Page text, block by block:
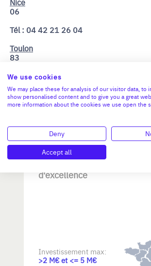
06
Tél : 04 42 21 26 04
Toulon
83
Ces annonces de reprise
Reprendre une PME dans les
d'excellence
Investissement max:
>2 M€ et <= 5 M€
We use cookies
We may place these for analysis of our visitor data, to
show personalised content and to give you a great
more information about the cookies we use open the
Deny
Accept all